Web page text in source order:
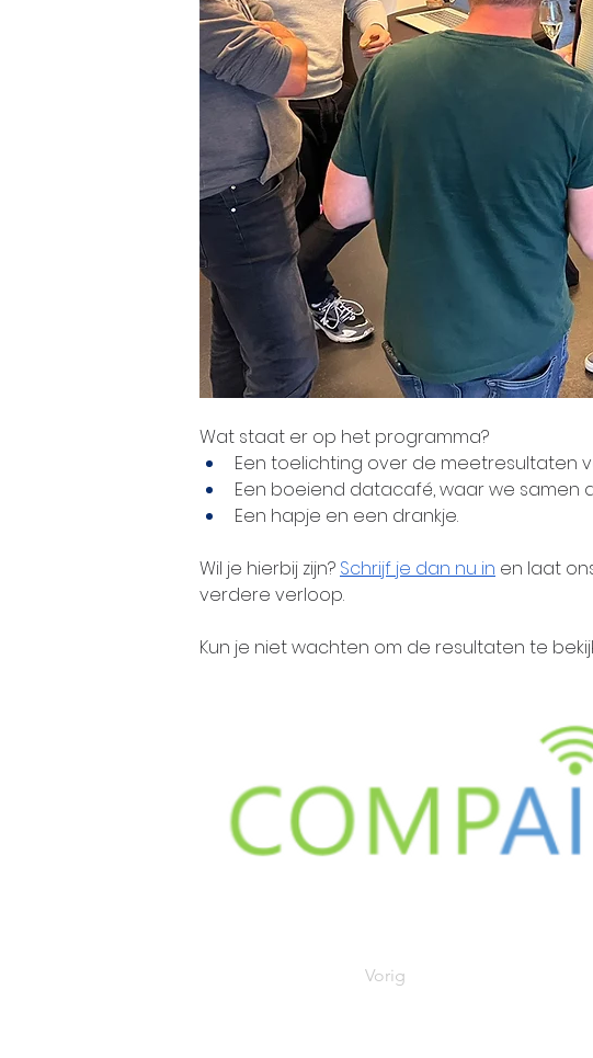
Wat staat er op het programma?
Een toelichting over de meetresultaten
Een boeiend datacafé, waar we samen
Een hapje en een drankje.
Wil je hierbij zijn? Schrijf je dan nu in en laat
verdere verloop.
Kun je niet wachten om de resultaten te
Vorig